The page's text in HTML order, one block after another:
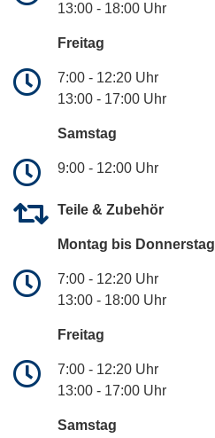
13:00 - 18:00 Uhr
Freitag
7:00 - 12:20 Uhr
13:00 - 17:00 Uhr
Samstag
9:00 - 12:00 Uhr
Teile & Zubehör
Montag bis Donnerstag
7:00 - 12:20 Uhr
13:00 - 18:00 Uhr
Freitag
7:00 - 12:20 Uhr
13:00 - 17:00 Uhr
Samstag